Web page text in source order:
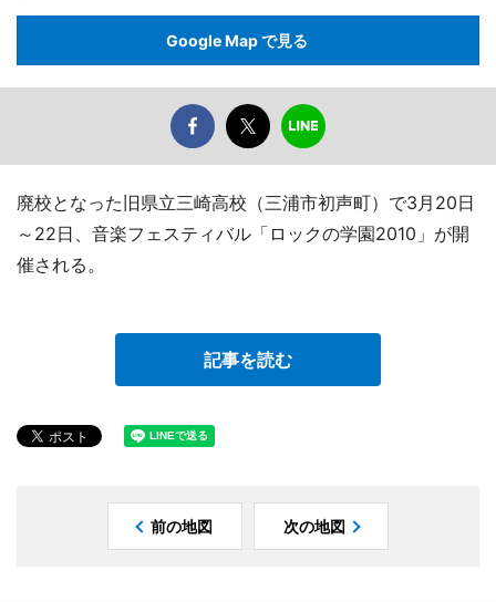
Google Map で見る
廃校となった旧県立三崎高校（三浦市初声町）で3月20日
～22日、音楽フェスティバル「ロックの学園2010」が開
催される。
記事を読む
前の地図 次の地図